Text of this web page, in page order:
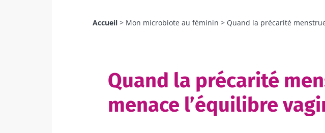
Accueil Mon microbiote au féminin Quand la précarité
Quand la précarité
menace l’équilibre